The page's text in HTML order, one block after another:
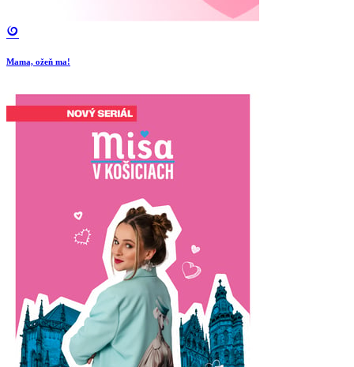
Mama, ožeň ma!